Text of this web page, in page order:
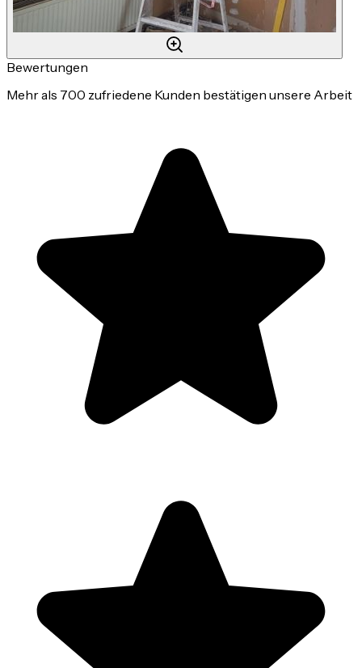
Bewertungen
Mehr als 700 zufriedene Kunden bestätigen unsere Arbeit